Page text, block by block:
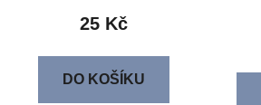
25 Kč
DO KOŠÍKU